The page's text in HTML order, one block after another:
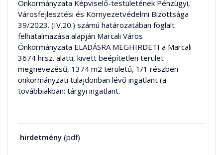
Önkormányzata Képviselő-testületének Pénzügyi,
Városfejlesztési és Környezetvédelmi Bizottsága
39/2023. (IV.20.) számú határozatában foglalt
felhatalmazása alapján Marcali Város
Önkormányzata ELADÁSRA MEGHIRDETI a Marcali
3674 hrsz. alatti, kivett beépítetlen terület
megnevezésű, 1374 m2 területű, 1/1 részben
önkormányzati tulajdonban lévő ingatlant (a
továbbiakban: tárgyi ingatlant.
hirdetmény (pdf)